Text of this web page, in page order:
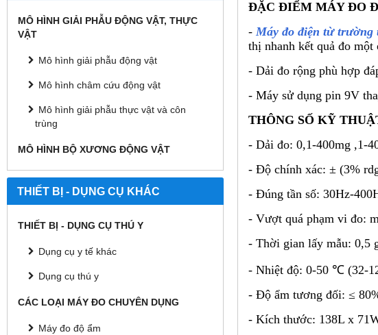
MÔ HÌNH GIẢI PHẪU ĐỘNG VẬT, THỰC
VẬT
Mô hình giải phẫu động vật
Mô hình châm cứu động vật
Mô hình giải phẫu thực vật và côn
trùng
MÔ HÌNH BỘ XƯƠNG ĐỘNG VẬT
THIẾT BỊ - DỤNG CỤ KHÁC
THIẾT BỊ - DỤNG CỤ THÚ Y
Dụng cụ y tế khác
Dụng cụ thú y
CÁC LOẠI MÁY ĐO CHUYÊN DỤNG
Máy đo độ ẩm
ĐẶC ĐIỂM MÁY ĐO
- Máy đo điện từ trường
thị nhanh kết quả đo một
- Dải đo rộng phù hợp đ
- Máy sử dụng pin 9V
THÔNG SỐ KỸ
- Dải đo: 0,1-400mg ,1-
- Độ chính xác: ± (3%
- Đúng tần số: 30Hz-
- Vượt quá phạm vi đo: m
- Thời gian lấy mẫu: 0,5
- Nhiệt độ: 0-50 ℃ (32-
- Độ ẩm tương đối: ≤
- Kích thước: 138L x